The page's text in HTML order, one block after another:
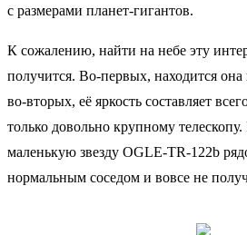
с размерами планет-гигантов.
К сожалению, найти на небе эту
получится. Во-первых, находится
во-вторых, её яркость составляет
только довольно крупному
маленькую звезду OGLE-TR-122b
нормальным соседом и вовсе не